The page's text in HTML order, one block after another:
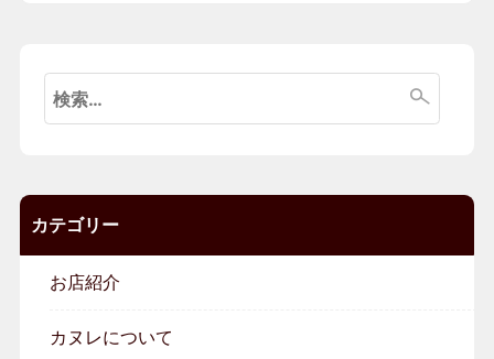
検
索:
カテゴリー
お店紹介
カヌレについて